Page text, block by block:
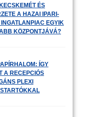
ÉS
A HAZAI IPARI-
INGATLANPIAC EGYIK
KÖZPONTJÁVÁ?
ÍGY
A RECEPCIÓS
PLEXI